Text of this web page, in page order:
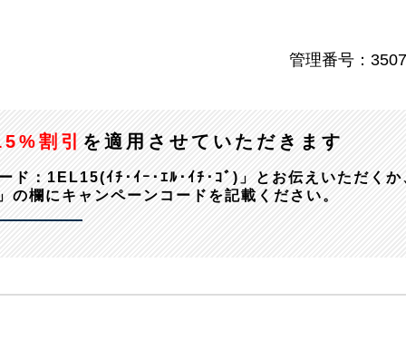
管理番号：
割引 を適用させていただきます
ド：1EL15(ｲﾁ･ｲｰ･ｴﾙ･ｲﾁ･ｺﾞ)」とお伝えいただくか
の欄にキャンペーンコードを記載ください。